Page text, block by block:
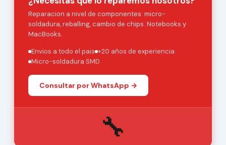
Reparacion a nivel de componentes: micro-
soldadura, reballing, cambio de chips. Notebooks y
MacBooks.
Envios a todo el pais +20 años de experiencia
Micro-soldadura SMD
Consultar por WhatsApp →
🔧